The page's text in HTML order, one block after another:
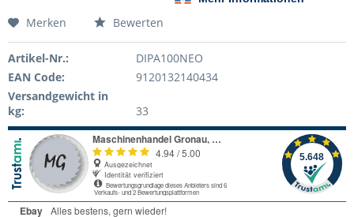
Merken Bewerten
Artikel-Nr.:
DIPA100NEO
EAN Code:
9120132140434
Versandgewicht in
kg:
33